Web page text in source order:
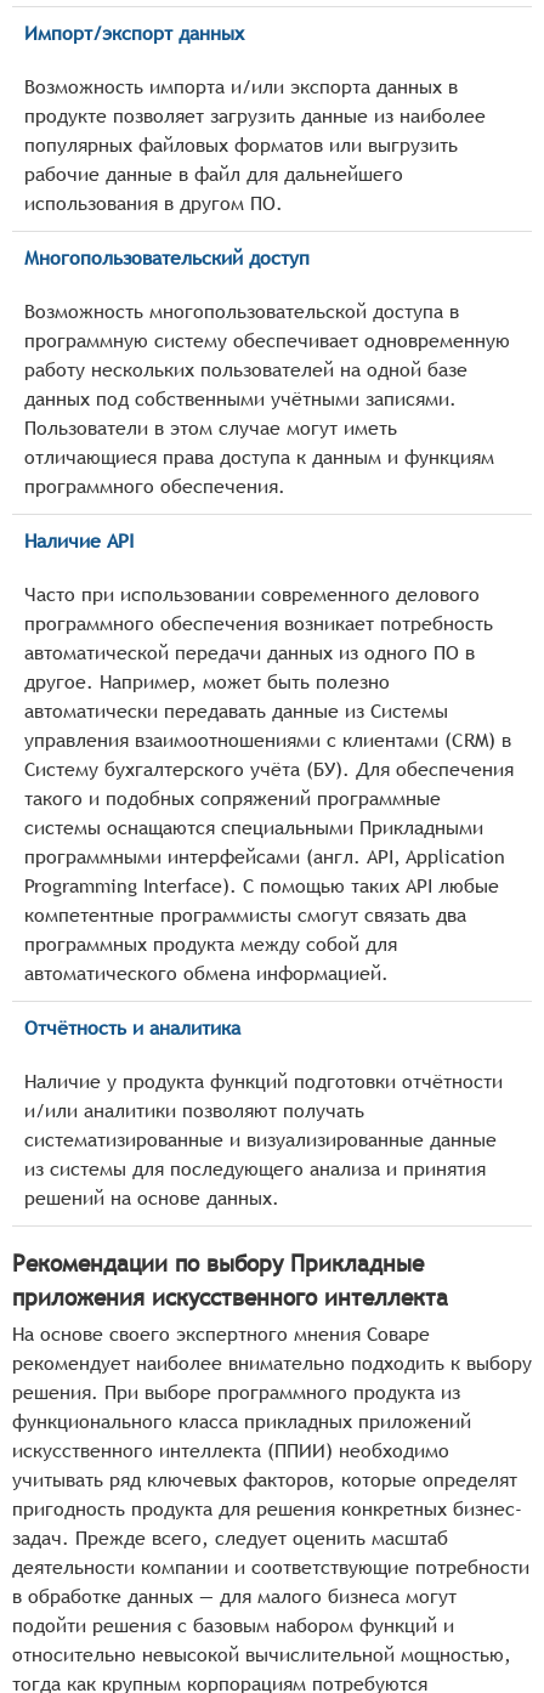
Импорт/экспорт данных
Возможность импорта и/или экспорта данных в
продукте позволяет загрузить данные из наиболее
популярных файловых форматов или выгрузить
рабочие данные в файл для дальнейшего
использования в другом ПО.
Многопользовательский доступ
Возможность многопользовательской доступа в
программную систему обеспечивает одновременную
работу нескольких пользователей на одной базе
данных под собственными учётными записями.
Пользователи в этом случае могут иметь
отличающиеся права доступа к данным и функциям
программного обеспечения.
Наличие API
Часто при использовании современного делового
программного обеспечения возникает потребность
автоматической передачи данных из одного ПО в
другое. Например, может быть полезно
автоматически передавать данные из Системы
управления взаимоотношениями с клиентами (CRM) в
Систему бухгалтерского учёта (БУ). Для обеспечения
такого и подобных сопряжений программные
системы оснащаются специальными Прикладными
программными интерфейсами (англ. API, Application
Programming Interface). С помощью таких API любые
компетентные программисты смогут связать два
программных продукта между собой для
автоматического обмена информацией.
Отчётность и аналитика
Наличие у продукта функций подготовки отчётности
и/или аналитики позволяют получать
систематизированные и визуализированные данные
из системы для последующего анализа и принятия
решений на основе данных.
Рекомендации по выбору Прикладные
приложения искусственного интеллекта
На основе своего экспертного мнения Соваре
рекомендует наиболее внимательно подходить к выбору
решения. При выборе программного продукта из
функционального класса прикладных приложений
искусственного интеллекта (ППИИ) необходимо
учитывать ряд ключевых факторов, которые определят
пригодность продукта для решения конкретных бизнес-
задач. Прежде всего, следует оценить масштаб
деятельности компании и соответствующие потребности
в обработке данных — для малого бизнеса могут
подойти решения с базовым набором функций и
относительно невысокой вычислительной мощностью,
тогда как крупным корпорациям потребуются